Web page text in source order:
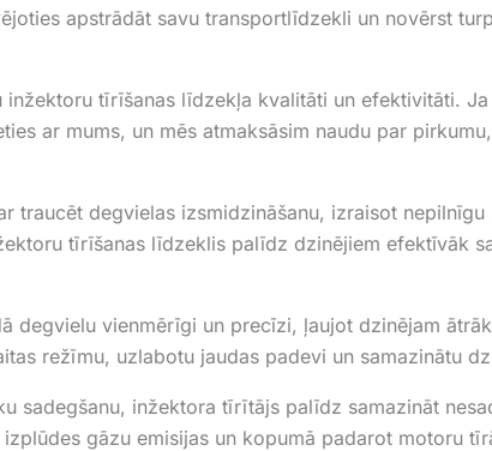
apstrādāt savu transportlīdzekli un novērst
inžektoru tīrīšanas līdzekļa kvalitāti un efektivitāti.
ar mums, un mēs atmaksāsim naudu par
traucēt degvielas izsmidzināšanu, izraisot nepilnīgu
tīrīšanas līdzeklis palīdz dzinējiem efektīvāk
degvielu vienmērīgi un precīzi, ļaujot dzinējam
režīmu, uzlabotu jaudas padevi un samazinātu
sadegšanu, inžektora tīrītājs palīdz samazināt
gāzu emisijas un kopumā padarot motoru